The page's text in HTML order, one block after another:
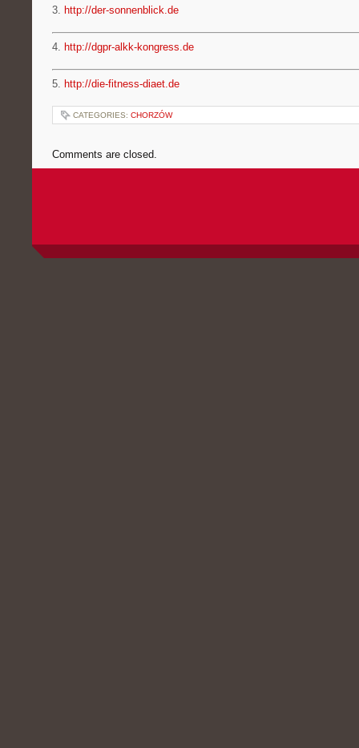
3. http://der-sonnenblick.de
4. http://dgpr-alkk-kongress.de
5. http://die-fitness-diaet.de
CATEGORIES: CHORZÓW
Comments are closed.